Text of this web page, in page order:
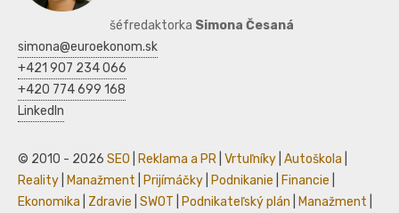
šéfredaktorka Simona Česaná
simona@euroekonom.sk
+421 907 234 066
+420 774 699 168
LinkedIn
© 2010 - 2026 SEO Reklama a PR Vrtuľníky Autoškola
Reality
Manažment Prijímáčky Podnikanie Financie
Ekonomika
Zdravie SWOT Podnikateľský plán Manažment